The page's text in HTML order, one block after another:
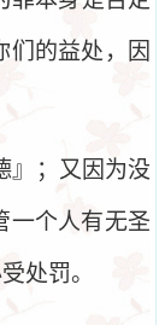
们的益处，因
』；又因为没
一个人有无圣
处罚。